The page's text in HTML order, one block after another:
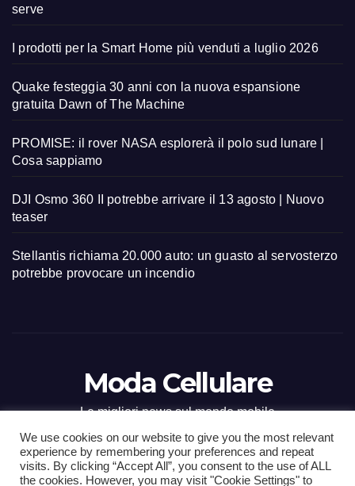
serve
I prodotti per la Smart Home più venduti a luglio 2026
Quake festeggia 30 anni con la nuova espansione
gratuita Dawn of The Machine
PROMISE: il rover NASA esplorerà il polo sud lunare |
Cosa sappiamo
DJI Osmo 360 II potrebbe arrivare il 13 agosto | Nuovo
teaser
Stellantis richiama 20.000 auto: un guasto al servosterzo
potrebbe provocare un incendio
Moda Cellulare
Le migliori news sul mondo mobile
We use cookies on our website to give you the most relevant
experience by remembering your preferences and repeat
visits. By clicking “Accept All”, you consent to the use of ALL
the cookies. However, you may visit "Cookie Settings" to